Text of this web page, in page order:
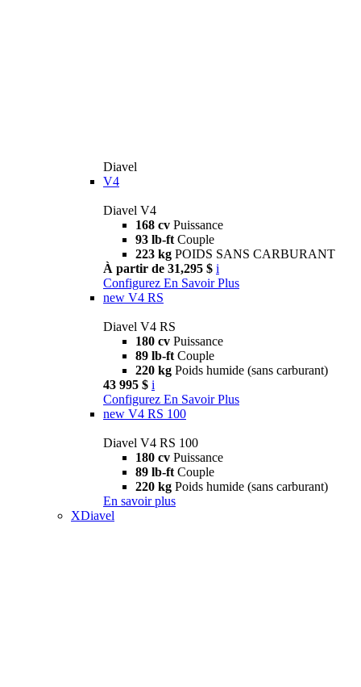
Diavel
V4
Diavel V4
168 cv Puissance
93 lb-ft Couple
223 kg POIDS SANS CARBURANT
À partir de 31,295 $ i
Configurez En Savoir Plus
new V4 RS
Diavel V4 RS
180 cv Puissance
89 lb-ft Couple
220 kg Poids humide (sans carburant)
43 995 $ i
Configurez En Savoir Plus
new V4 RS 100
Diavel V4 RS 100
180 cv Puissance
89 lb-ft Couple
220 kg Poids humide (sans carburant)
En savoir plus
XDiavel